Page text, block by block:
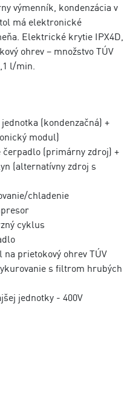
výmenník, kondenzácia v
má elektronické
Elektrické krytie IPX4D,
ohrev – množstvo TÚV
l/min.
(kondenzačná) +
modul)
(primárny zdroj) +
(alternatívny zdroj s
chladenie
cyklus
prietokový ohrev TÚV
s filtrom hrubých
jednotky - 400V